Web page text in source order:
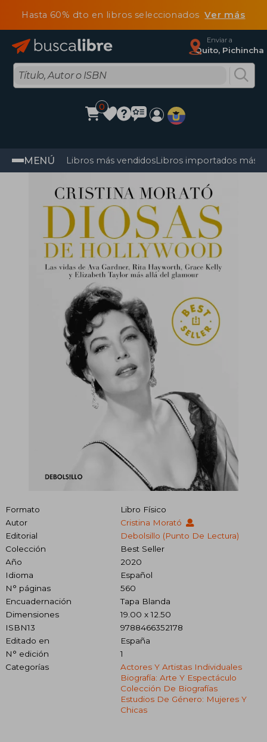
Hasta 60% dto en libros seleccionadosVer más
Enviar a
Quito, Pichincha
0
MENÚ Libros más vendidosLibros importados más
Formato
Libro Físico
Autor
Cristina Morató
Editorial
Debolsillo (Punto De Lectura)
Colección
Best Seller
Año
2020
Idioma
Español
N° páginas
560
Encuadernación
Tapa Blanda
Dimensiones
19.00 x 12.50
ISBN13
9788466352178
Editado en
España
N° edición
1
Categorías
Actores Y Artistas Individuales
Biografía: Arte Y Espectáculo
Colección De Biografías
Estudios De Género: Mujeres Y
Chicas